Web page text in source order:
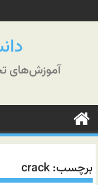
به
آموزش‌های
برچسب:crack